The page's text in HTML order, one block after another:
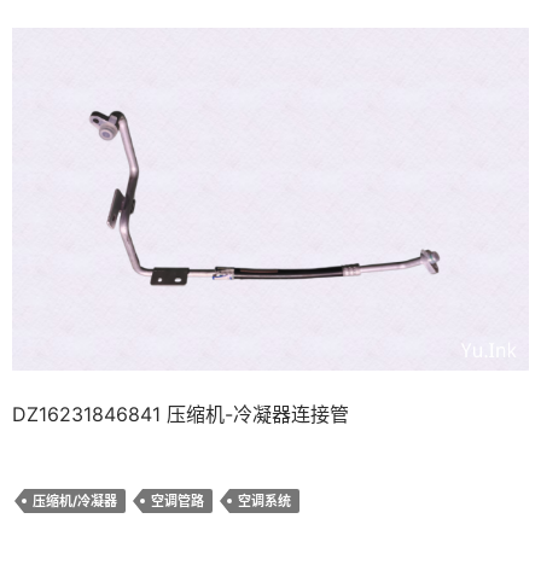
DZ16231846841 压缩机-冷凝器连接管
压缩机/冷凝器 空调管路 空调系统